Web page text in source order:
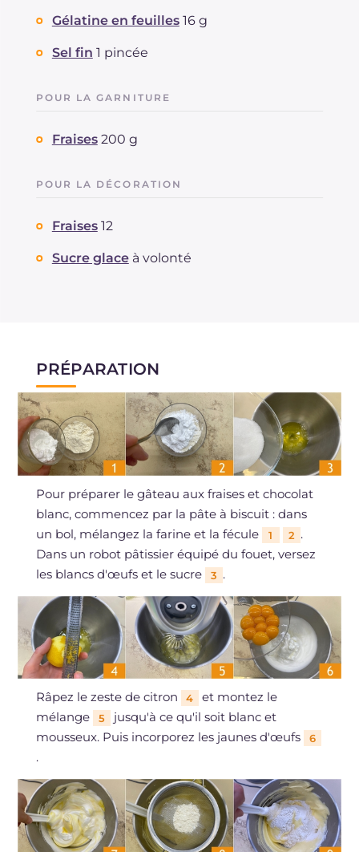
Gélatine en feuilles 16 g
Sel fin 1 pincée
POUR LA GARNITURE
Fraises 200 g
POUR LA DÉCORATION
Fraises 12
Sucre glace à volonté
PRÉPARATION
Pour préparer le gâteau aux fraises et chocolat
blanc, commencez par la pâte à biscuit : dans
un bol, mélangez la farine et la fécule
1 2 .
Dans un robot pâtissier équipé du fouet, versez
les blancs d'œufs et le sucre
3 .
Râpez le zeste de citron 4
et montez le
mélange
5
jusqu'à ce qu'il soit blanc et
mousseux. Puis incorporez les jaunes d'œufs
6
.